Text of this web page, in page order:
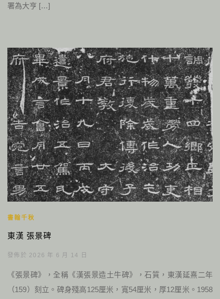
署為大亨 […]
書翰千秋
東漢 張景碑
發佈於 2026 年 6 月 14 日
《張景碑》，全稱《漢張景造土牛碑》，石質，東漢延熹二年
（159）刻立。碑身殘高125厘米，寬54厘米，厚12厘米。1958